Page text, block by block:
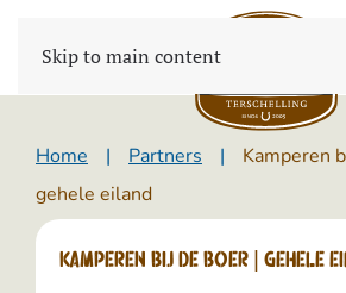
Skip to main content
Home Partners
Kamperen
gehele eiland
Kamperen bij de boer | gehele